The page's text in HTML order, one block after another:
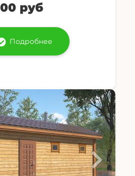
руб
Подробнее